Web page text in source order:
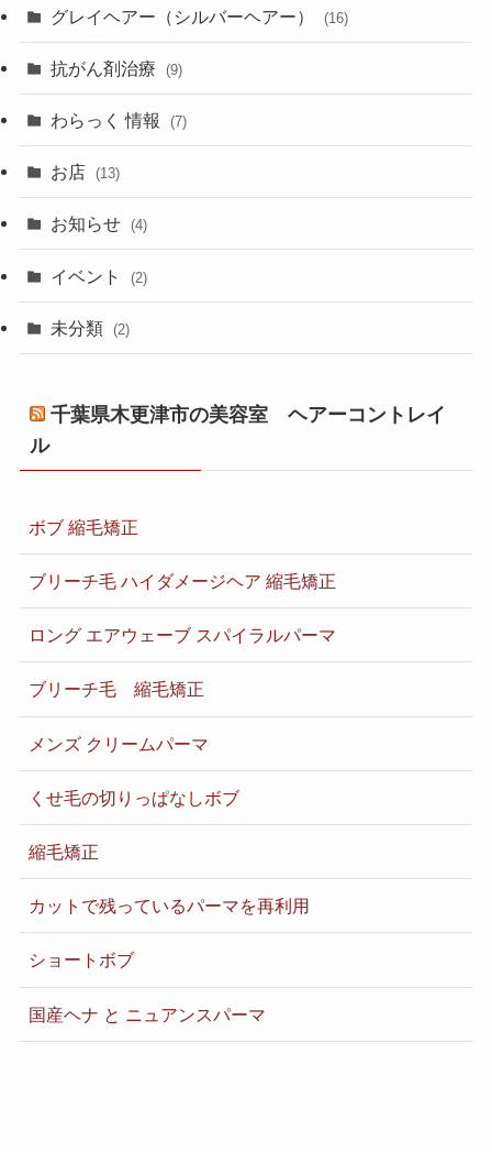
グレイヘアー（シルバーヘアー） (16)
抗がん剤治療 (9)
わらっく 情報 (7)
お店 (13)
お知らせ (4)
イベント (2)
未分類 (2)
千葉県木更津市の美容室 ヘアーコントレイ
ル
ボブ 縮毛矯正
ブリーチ毛 ハイダメージヘア 縮毛矯正
ロング エアウェーブ スパイラルパーマ
ブリーチ毛 縮毛矯正
メンズ クリームパーマ
くせ毛の切りっぱなしボブ
縮毛矯正
カットで残っているパーマを再利用
ショートボブ
国産ヘナ と ニュアンスパーマ